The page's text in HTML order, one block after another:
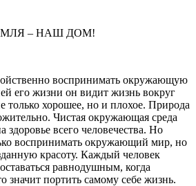
– НАШ ДОМ!
воспринимать окружающую
его жизни он видит жизнь вокруг
только хорошее, но и плохое. Природа
Чистая окружающая среда
здоровье всего человечества. Но
воспринимать окружающий мир, но
красоту. Каждый человек
равнодушным, когда
значит портить самому себе жизнь.